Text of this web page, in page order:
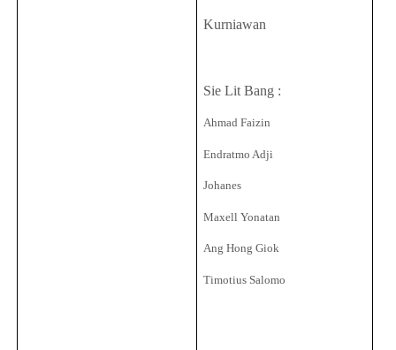
Kurniawan
Sie Lit Bang :
Ahmad Faizin
Endratmo Adji
Johanes
Maxell Yonatan
Ang Hong Giok
Timotius Salomo